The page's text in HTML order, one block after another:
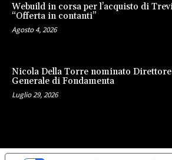
Webuild in corsa per l’acquisto di
“Offerta in contanti”
Agosto 4, 2026
Nicola Della Torre nominato Direttore
Generale di Fondamenta
Luglio 29, 2026